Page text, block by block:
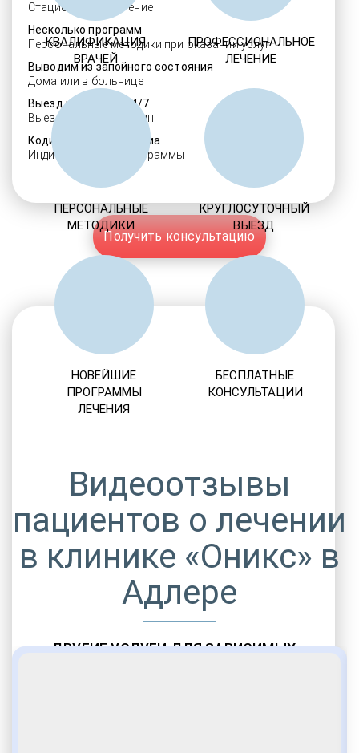
Стационарное лечение
Несколько программ
Персональные методики при оказании услуг
Выводим из запойного состояния
Дома или в больнице
Выезд нарколога 24/7
Выезд в течение 30 мин.
Кодировка алкоголизма
Индивидуальные программы
Получить консультацию
ДРУГИЕ УСЛУГИ ДЛЯ ЗАВИСИМЫХ
КВАЛИФИКАЦИЯ
ВРАЧЕЙ
ПРОФЕССИОНАЛЬНОЕ
ЛЕЧЕНИЕ
ПЕРСОНАЛЬНЫЕ
МЕТОДИКИ
КРУГЛОСУТОЧНЫЙ
ВЫЕЗД
НОВЕЙШИЕ
ПРОГРАММЫ
ЛЕЧЕНИЯ
БЕСПЛАТНЫЕ
КОНСУЛЬТАЦИИ
Видеоотзывы
пациентов о лечении
в клинике «Оникс» в
Адлере